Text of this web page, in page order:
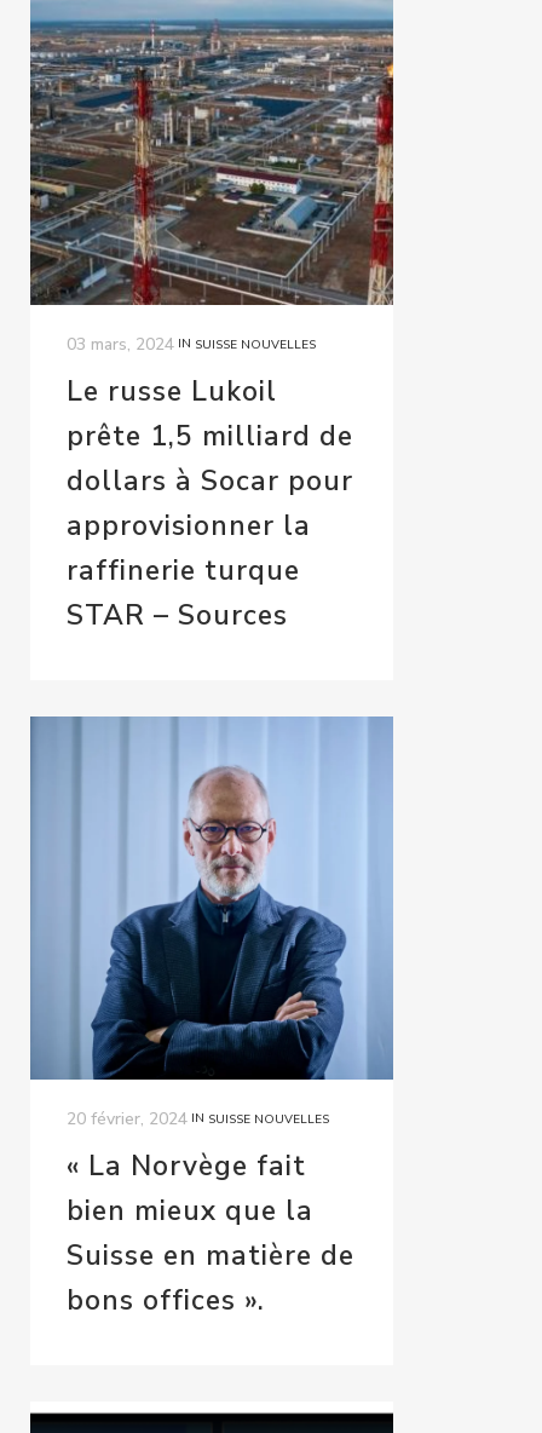
03 mars, 2024 IN SUISSE NOUVELLES
Le russe Lukoil
prête 1,5 milliard de
dollars à Socar pour
approvisionner la
raffinerie turque
STAR – Sources
20 février, 2024 IN SUISSE NOUVELLES
« La Norvège fait
bien mieux que la
Suisse en matière de
bons offices ».